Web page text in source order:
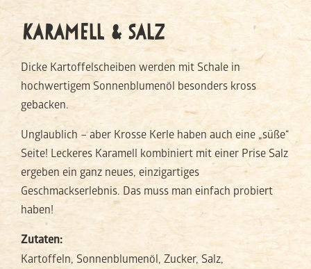
KARAMELL & SALZ
Dicke Kartoffelscheiben werden mit Schale in
hochwertigem Sonnenblumenöl besonders kross
gebacken.
Unglaublich – aber Krosse Kerle haben auch eine „süße“
Seite! Leckeres Karamell kombiniert mit einer Prise Salz
ergeben ein ganz neues, einzigartiges
Geschmackserlebnis. Das muss man einfach probiert
haben!
Zutaten:
Kartoffeln, Sonnenblumenöl, Zucker, Salz,